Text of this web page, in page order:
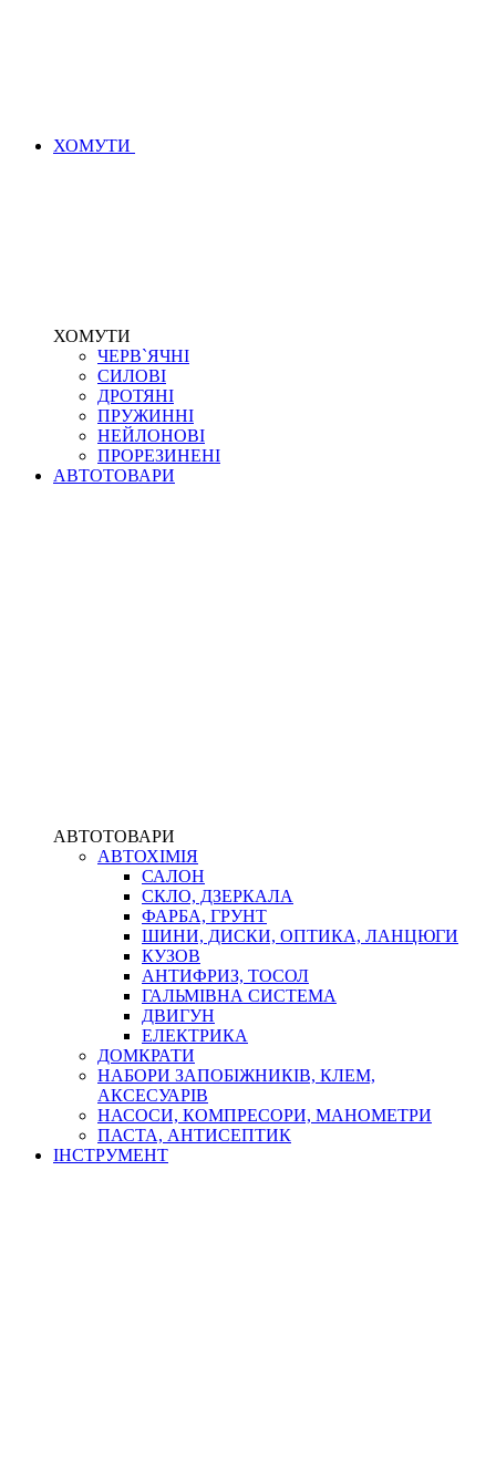
ХОМУТИ
ХОМУТИ
ЧЕРВ`ЯЧНІ
СИЛОВІ
ДРОТЯНІ
ПРУЖИННІ
НЕЙЛОНОВІ
ПРОРЕЗИНЕНІ
АВТОТОВАРИ
АВТОТОВАРИ
АВТОХІМІЯ
САЛОН
СКЛО, ДЗЕРКАЛА
ФАРБА, ГРУНТ
ШИНИ, ДИСКИ, ОПТИКА, ЛАНЦЮГИ
КУЗОВ
АНТИФРИЗ, ТОСОЛ
ГАЛЬМІВНА СИСТЕМА
ДВИГУН
ЕЛЕКТРИКА
ДОМКРАТИ
НАБОРИ ЗАПОБІЖНИКІВ, КЛЕМ,
АКСЕСУАРІВ
НАСОСИ, КОМПРЕСОРИ, МАНОМЕТРИ
ПАСТА, АНТИСЕПТИК
ІНСТРУМЕНТ